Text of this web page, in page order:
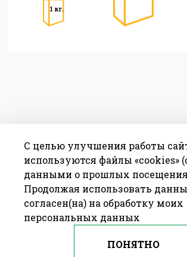
1 кг.
С целью улучшения работы
используются файлы «cookies»
данными о прошлых
Продолжая использовать
согласен(на) на обработку моих
персональных данных
ПОНЯТНО